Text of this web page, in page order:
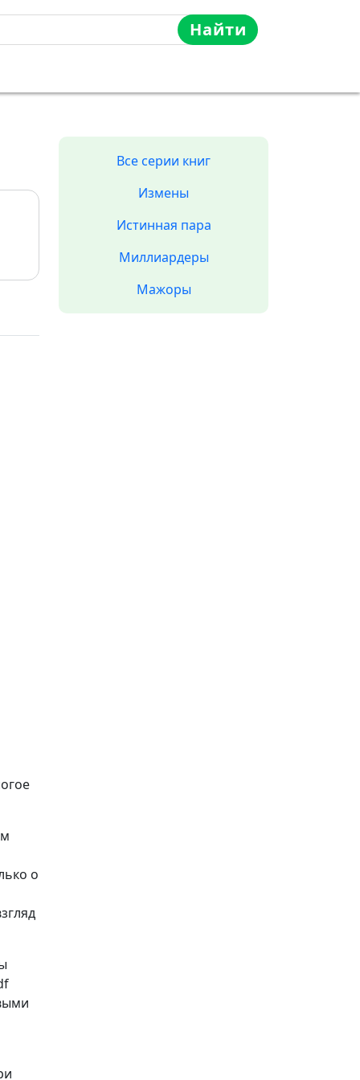
Найти
о
Все серии книг
Измены
Истинная пара
Миллиардеры
Мажоры